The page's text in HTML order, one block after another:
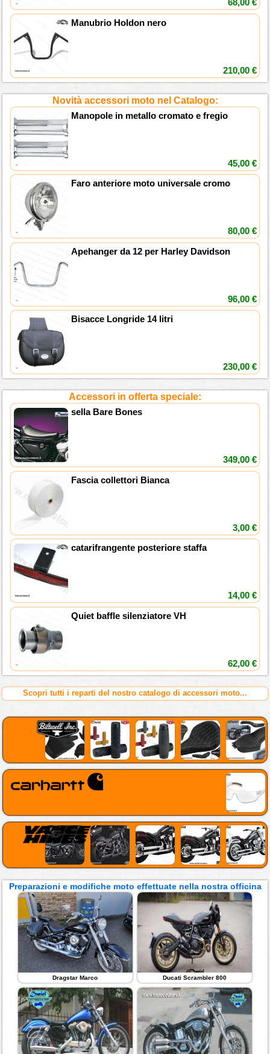
68,00 €
Manubrio Holdon nero
210,00 €
Novità accessori moto nel Catalogo:
Manopole in metallo cromato e fregio
45,00 €
Faro anteriore moto universale cromo
80,00 €
Apehanger da 12 per Harley Davidson
96,00 €
Bisacce Longride 14 litri
230,00 €
Accessori in offerta speciale:
sella Bare Bones
349,00 €
Fascia collettori Bianca
3,00 €
catarifrangente posteriore staffa
14,00 €
Quiet baffle silenziatore VH
62,00 €
Scopri tutti i reparti del nostro catalogo di accessori moto...
Preparazioni e modifiche moto effettuate nella nostra officina
Dragstar Marco Ducati Scrambler 800